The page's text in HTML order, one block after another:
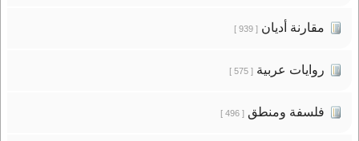
مقارنة أديان[ 939 ]
روايات عربية[ 575 ]
فلسفة ومنطق[ 496 ]